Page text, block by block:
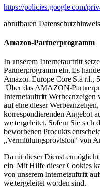
https://policies.google.com/
abrufbaren
Amazon-Partnerprogramm
In unserem Internetauftritt
Partnerprogramm ein. Es
Amazon Europe Core S.à r.l.,
Über das AMAZON-
Internetauftritt
auf eine dieser
korrespondierenden Angebot
weitergeleitet. Sofern Sie sich
beworbenen Produkts
„Vermittlungsprovision“ von
Damit dieser Dienst
ein. Mit Hilfe dieser Cookies
von unserem Internetauftritt
weitergeleitet worden sind.